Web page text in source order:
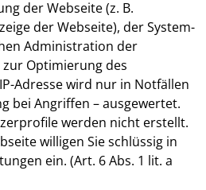
der Webseite (z. B.
der Webseite), der System­
Administration der
Optimierung des
Adresse wird nur in Notfällen
bei Angriffen – ausgewertet.
werden nicht erstellt.
willigen Sie schlüssig in
ein. (Art. 6 Abs. 1 lit. a